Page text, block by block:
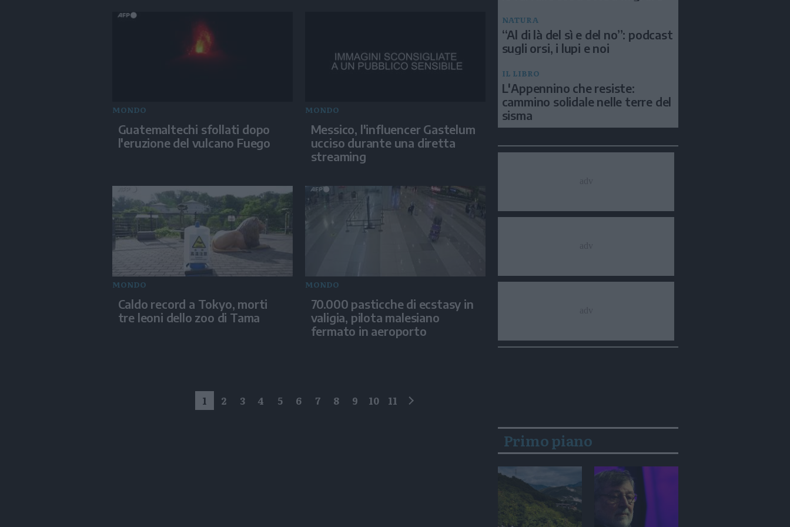
MONDO
Guatemaltechi sfollati dopo
l'eruzione del vulcano Fuego
MONDO
Messico, l'influencer Gastelum
ucciso durante una diretta
streaming
MONDO
Caldo record a Tokyo, morti
tre leoni dello zoo di Tama
MONDO
70.000 pasticche di ecstasy in
valigia, pilota malesiano
fermato in aeroporto
1 2 3 4 5 6 7 8 9 10 11
NATURA
“Al di là del sì e del no”: podcast
sugli orsi, i lupi e noi
IL LIBRO
L'Appennino che resiste:
cammino solidale nelle terre del
sisma
Primo piano